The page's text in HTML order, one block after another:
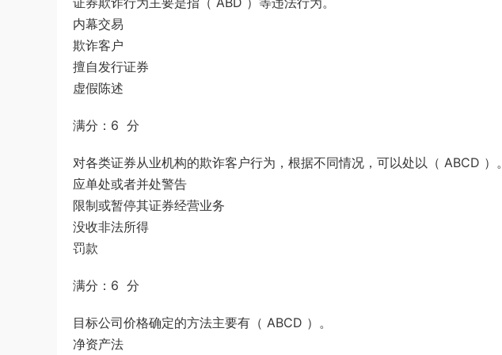
内幕交易
欺诈客户
擅自发行证券
虚假陈述
满分：6 分
对各类证券从业机构的欺诈客户行为，根据不同情况，可以处以（ ABCD ）。
应单处或者并处警告
限制或暂停其证券经营业务
没收非法所得
罚款
满分：6 分
目标公司价格确定的方法主要有（ ABCD ）。
净资产法